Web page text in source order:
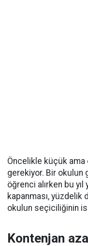
Öncelikle küçük ama
gerekiyor. Bir okulun
öğrenci alırken bu
kapanması, yüzdelik
okulun seçiciliğinin
Kontenjan